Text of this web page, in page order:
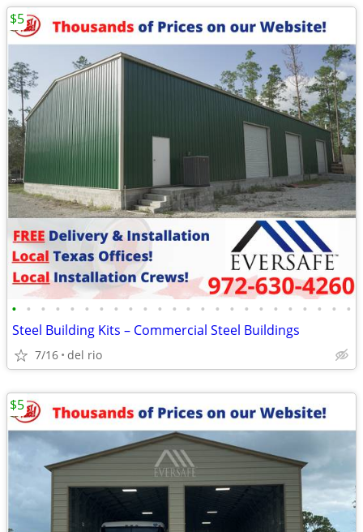
• • • • • • • • • • • • • • • • • • • • • • • •
Steel Building Kits – Commercial Steel Buildings
7/16 del rio
$5
$5